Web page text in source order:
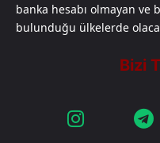
banka hesabı olmayan ve
bulunduğu ülkelerde